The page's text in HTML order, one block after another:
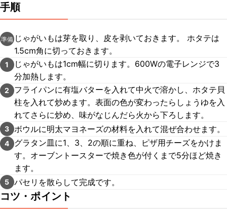
手順
準備 じゃがいもは芽を取り、皮を剥いておきます。 ホタテは
1.5cm角に切っておきます。
1
じゃがいもは1cm幅に切ります。600Wの電子レンジで3
分加熱します。
2
フライパンに有塩バターを入れて中火で溶かし、ホタテ貝
柱を入れて炒めます。表面の色が変わったらしょうゆを入
れてさらに炒め、味がなじんだら火から下ろします。
3 ボウルに明太マヨネーズの材料を入れて混ぜ合わせます。
4
グラタン皿に1、3、2の順に重ね、ピザ用チーズをかけま
す。オーブントースターで焼き色が付くまで5分ほど焼き
ます。
5 パセリを散らして完成です。
コツ・ポイント